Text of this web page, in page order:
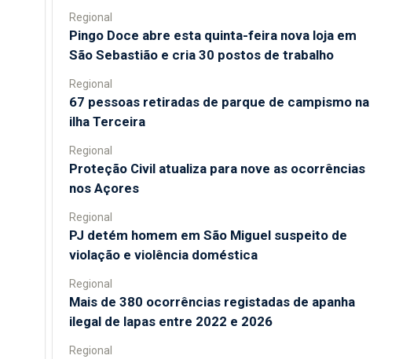
Regional
Pingo Doce abre esta quinta-feira nova loja em
São Sebastião e cria 30 postos de trabalho
Regional
67 pessoas retiradas de parque de campismo na
ilha Terceira
Regional
Proteção Civil atualiza para nove as ocorrências
nos Açores
Regional
PJ detém homem em São Miguel suspeito de
violação e violência doméstica
Regional
Mais de 380 ocorrências registadas de apanha
ilegal de lapas entre 2022 e 2026
Regional